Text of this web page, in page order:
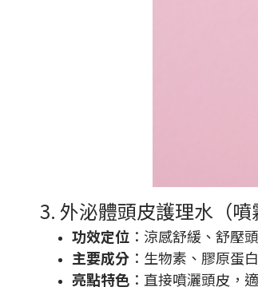
3. 外泌體頭皮護理水（噴
功效定位 ：涼感舒緩、舒壓
主要成分 ：生物素、膠原蛋
亮點特色 ：直接噴灑頭皮，